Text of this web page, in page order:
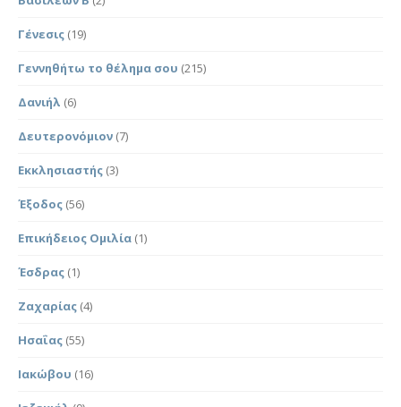
Γένεσις (19)
Γεννηθήτω το θέλημα σου (215)
Δανιήλ (6)
Δευτερονόμιον (7)
Εκκλησιαστής (3)
Έξοδος (56)
Επικήδειος Ομιλία (1)
Έσδρας (1)
Ζαχαρίας (4)
Ησαΐας (55)
Ιακώβου (16)